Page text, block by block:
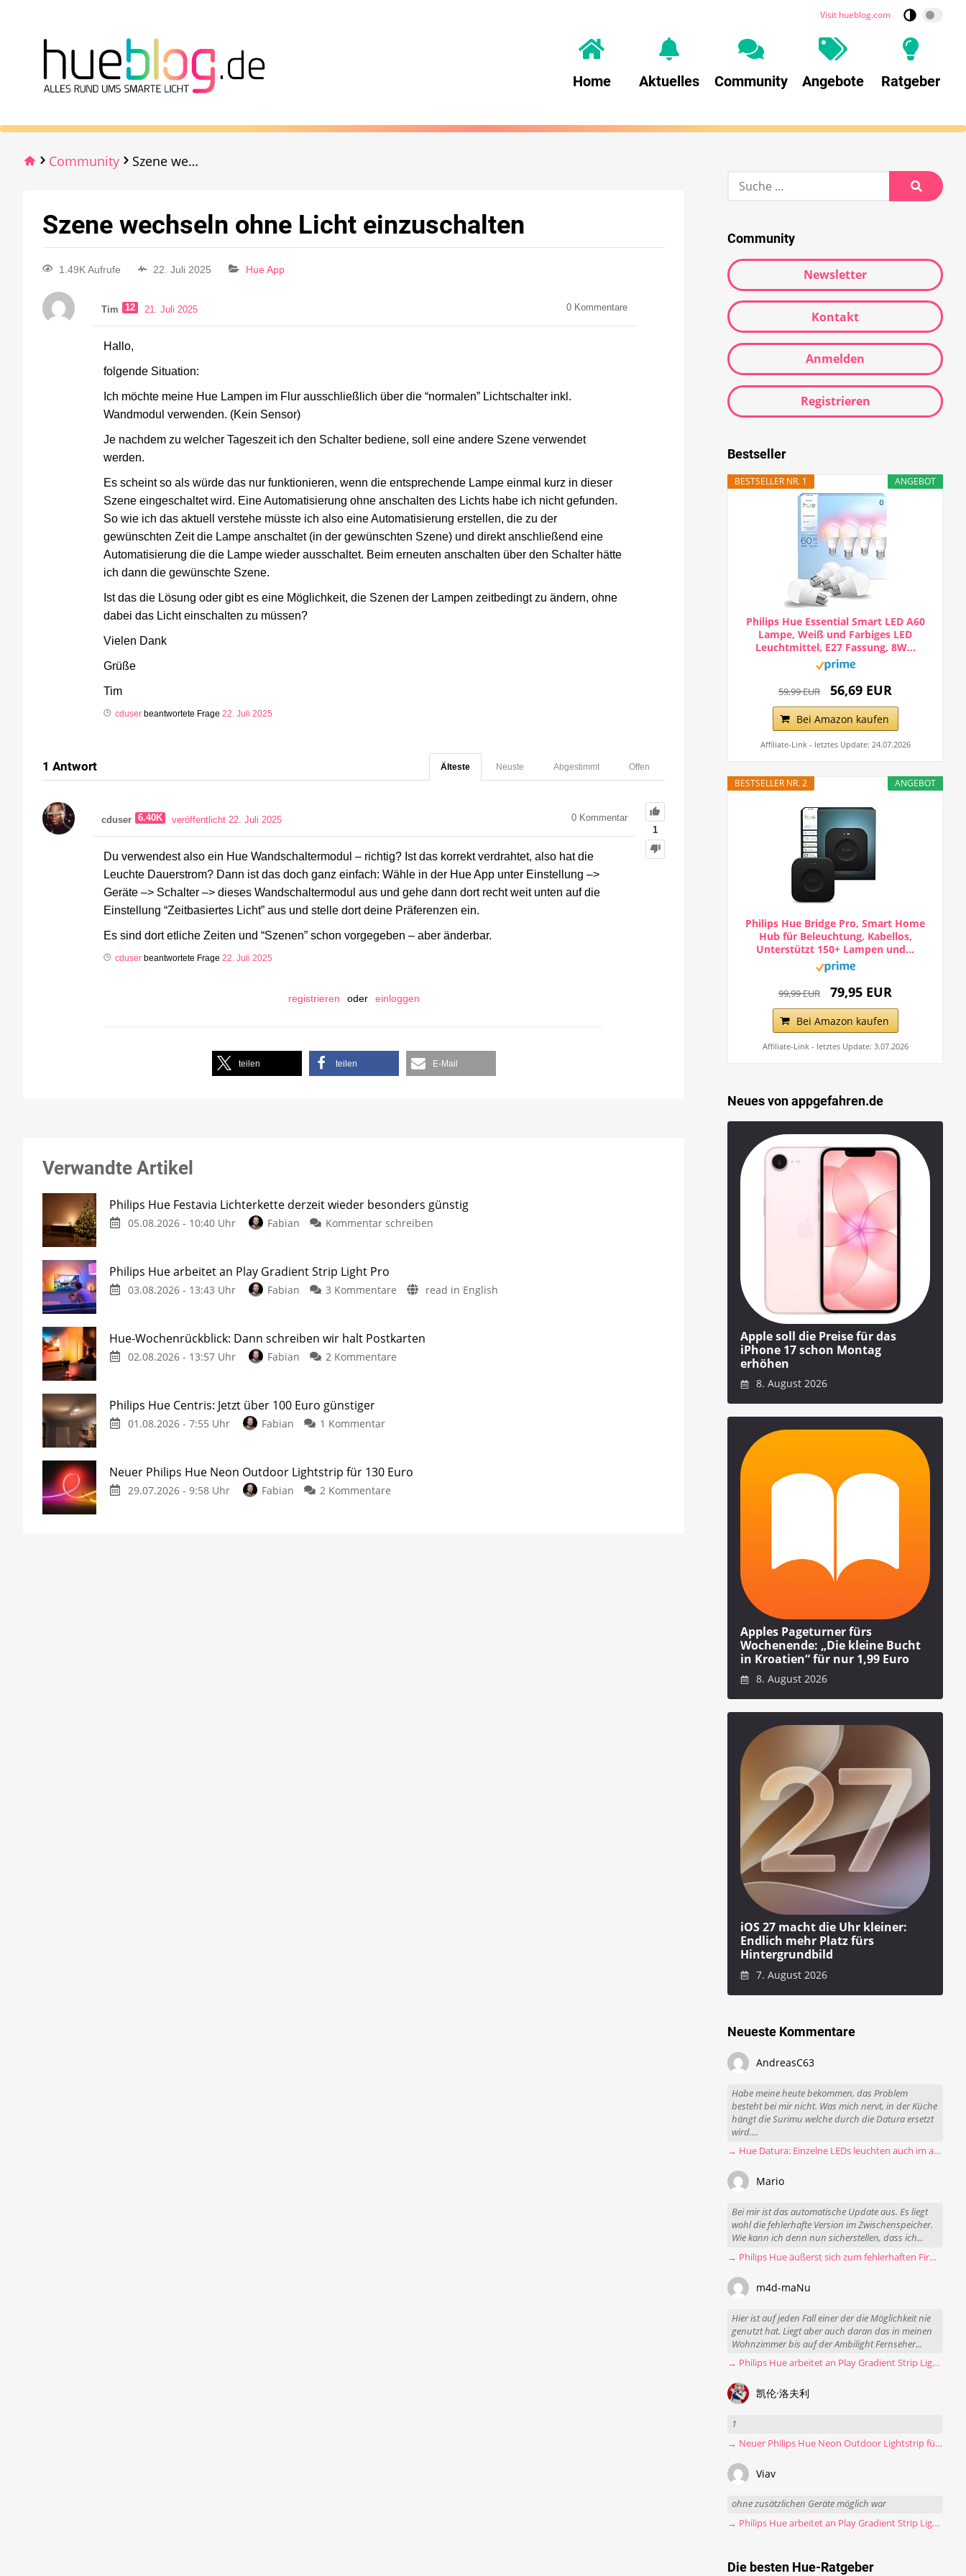
Visit hueblog.com
Home Aktuelles Community Angebote Ratgeber
Community Szene wechseln ohne Licht einzuschalten
Szene wechseln ohne Licht einzuschalten
1.49K Aufrufe 22. Juli 2025 Hue App
Tim 12 21. Juli 2025 0 Kommentare
Hallo,
folgende Situation:
Ich möchte meine Hue Lampen im Flur ausschließlich über die “normalen” Lichtschalter inkl.
Wandmodul verwenden. (Kein Sensor)
Je nachdem zu welcher Tageszeit ich den Schalter bediene, soll eine andere Szene verwendet
werden.
Es scheint so als würde das nur funktionieren, wenn die entsprechende Lampe einmal kurz in dieser
Szene eingeschaltet wird. Eine Automatisierung ohne anschalten des Lichts habe ich nicht gefunden.
So wie ich das aktuell verstehe müsste ich also eine Automatisierung erstellen, die zu der
gewünschten Zeit die Lampe anschaltet (in der gewünschten Szene) und direkt anschließend eine
Automatisierung die die Lampe wieder ausschaltet. Beim erneuten anschalten über den Schalter hätte
ich dann die gewünschte Szene.
Ist das die Lösung oder gibt es eine Möglichkeit, die Szenen der Lampen zeitbedingt zu ändern, ohne
dabei das Licht einschalten zu müssen?
Vielen Dank
Grüße
Tim
cduser beantwortete Frage 22. Juli 2025
1 Antwort Offen
Abgestimmt
Neuste
Älteste
1
cduser 6.40K veröffentlicht 22. Juli 2025 0 Kommentar
Du verwendest also ein Hue Wandschaltermodul – richtig? Ist das korrekt verdrahtet, also hat die
Leuchte Dauerstrom? Dann ist das doch ganz einfach: Wähle in der Hue App unter Einstellung –>
Geräte –> Schalter –> dieses Wandschaltermodul aus und gehe dann dort recht weit unten auf die
Einstellung “Zeitbasiertes Licht” aus und stelle dort deine Präferenzen ein.
Es sind dort etliche Zeiten und “Szenen” schon vorgegeben – aber änderbar.
cduser beantwortete Frage 22. Juli 2025
registrieren oder einloggen
teilen teilen E-Mail
Verwandte Artikel
Philips Hue Festavia Lichterkette derzeit wieder besonders günstig
05.08.2026 - 10:40 Uhr Fabian Kommentar schreiben
Philips Hue arbeitet an Play Gradient Strip Light Pro
03.08.2026 - 13:43 Uhr Fabian 3 Kommentare read in English
Hue-Wochenrückblick: Dann schreiben wir halt Postkarten
02.08.2026 - 13:57 Uhr Fabian 2 Kommentare
Philips Hue Centris: Jetzt über 100 Euro günstiger
01.08.2026 - 7:55 Uhr Fabian 1 Kommentar
Neuer Philips Hue Neon Outdoor Lightstrip für 130 Euro
29.07.2026 - 9:58 Uhr Fabian 2 Kommentare
Community
Newsletter
Kontakt
Anmelden
Registrieren
Bestseller
ANGEBOT
BESTSELLER NR. 1
Philips Hue Essential Smart LED A60
Lampe, Weiß und Farbiges LED
Leuchtmittel, E27 Fassung, 8W...
59,99 EUR 56,69 EUR
Bei Amazon kaufen
Affiliate-Link - letztes Update: 24.07.2026
ANGEBOT
BESTSELLER NR. 2
Philips Hue Bridge Pro, Smart Home
Hub für Beleuchtung, Kabellos,
Unterstützt 150+ Lampen und...
99,99 EUR 79,95 EUR
Bei Amazon kaufen
Affiliate-Link - letztes Update: 3.07.2026
Neues von appgefahren.de
Apple soll die Preise für das
iPhone 17 schon Montag
erhöhen
8. August 2026
Apples Pageturner fürs
Wochenende: „Die kleine Bucht
in Kroatien“ für nur 1,99 Euro
8. August 2026
iOS 27 macht die Uhr kleiner:
Endlich mehr Platz fürs
Hintergrundbild
7. August 2026
Neueste Kommentare
AndreasC63
Habe meine heute bekommen, das Problem
besteht bei mir nicht. Was mich nervt, in der Küche
hängt die Surimu welche durch die Datura ersetzt
wird....
→ Hue Datura: Einzelne LEDs leuchten auch im ausgeschalteten Zustand
Mario
Bei mir ist das automatische Update aus. Es liegt
wohl die fehlerhafte Version im Zwischenspeicher.
Wie kann ich denn nun sicherstellen, dass ich...
→ Philips Hue äußerst sich zum fehlerhaften Firmware-Update
m4d-maNu
Hier ist auf jeden Fall einer der die Möglichkeit nie
genutzt hat. Liegt aber auch daran das in meinen
Wohnzimmer bis auf der Ambilight Fernseher...
→ Philips Hue arbeitet an Play Gradient Strip Light Pro
凯伦·洛夫利
1
→ Neuer Philips Hue Neon Outdoor Lightstrip für 130 Euro
Viav
ohne zusätzlichen Geräte möglich war
→ Philips Hue arbeitet an Play Gradient Strip Light Pro
Die besten Hue-Ratgeber